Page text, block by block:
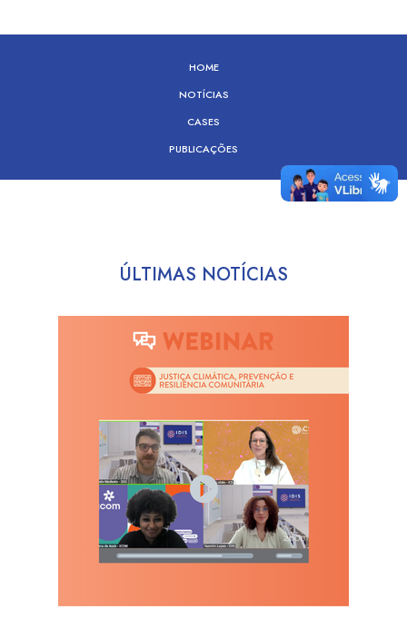
HOME
NOTÍCIAS
CASES
PUBLICAÇÕES
ÚLTIMAS NOTÍCIAS